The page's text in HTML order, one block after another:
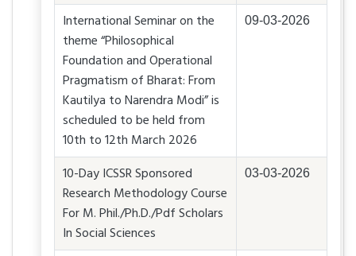
International Seminar on the
theme “Philosophical
Foundation and Operational
Pragmatism of Bharat: From
Kautilya to Narendra Modi” is
scheduled to be held from
10th to 12th March 2026
09-03-2026
10-Day ICSSR Sponsored
Research Methodology Course
For M. Phil./Ph.D./Pdf Scholars
In Social Sciences
03-03-2026